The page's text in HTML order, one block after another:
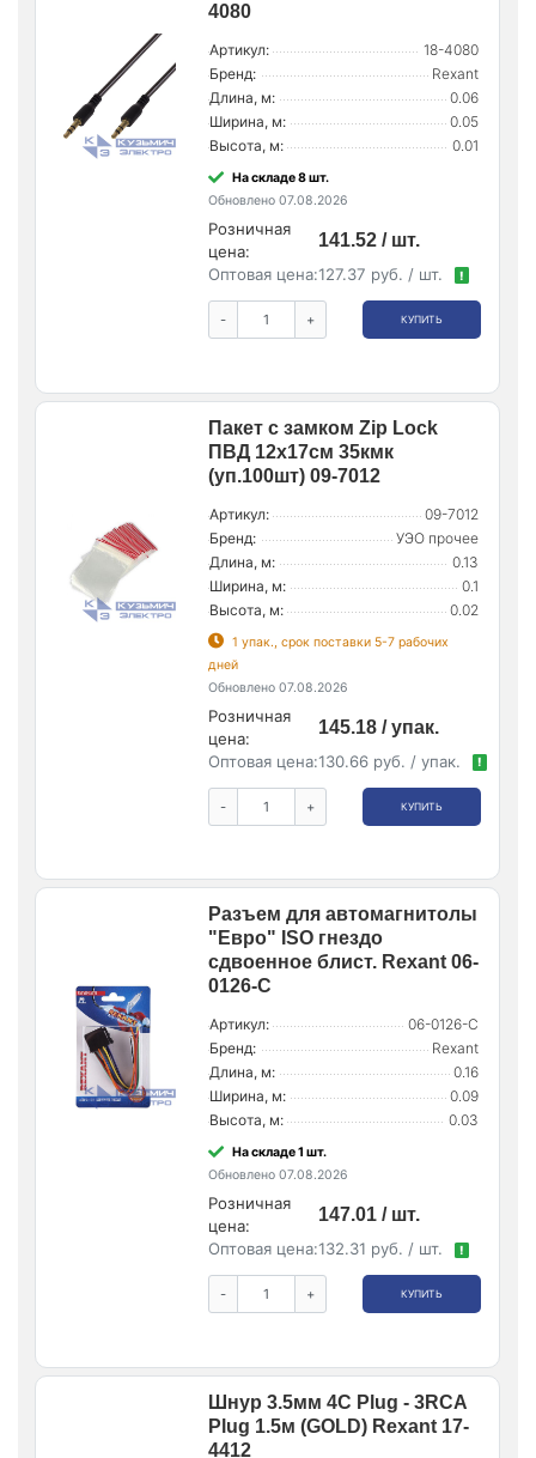
4080
Артикул:
18-4080
Бренд:
Rexant
Длина, м:
0.06
Ширина, м:
0.05
Высота, м:
0.01
На складе 8 шт.
Обновлено 07.08.2026
Розничная
цена:
141.52 / шт.
Оптовая цена:127.37 руб. / шт. !
- + КУПИТЬ
Пакет с замком Zip Lock
ПВД 12х17см 35кмк
(уп.100шт) 09-7012
Артикул:
09-7012
Бренд:
УЭО прочее
Длина, м:
0.13
Ширина, м:
0.1
Высота, м:
0.02
1 упак., срок поставки 5-7 рабочих
дней
Обновлено 07.08.2026
Розничная
цена:
145.18 / упак.
Оптовая цена:130.66 руб. / упак. !
- + КУПИТЬ
Разъем для автомагнитолы
"Евро" ISO гнездо
сдвоенное блист. Rexant 06-
0126-C
Артикул:
06-0126-C
Бренд:
Rexant
Длина, м:
0.16
Ширина, м:
0.09
Высота, м:
0.03
На складе 1 шт.
Обновлено 07.08.2026
Розничная
цена:
147.01 / шт.
Оптовая цена:132.31 руб. / шт. !
- + КУПИТЬ
Шнур 3.5мм 4C Plug - 3RCA
Plug 1.5м (GOLD) Rexant 17-
4412